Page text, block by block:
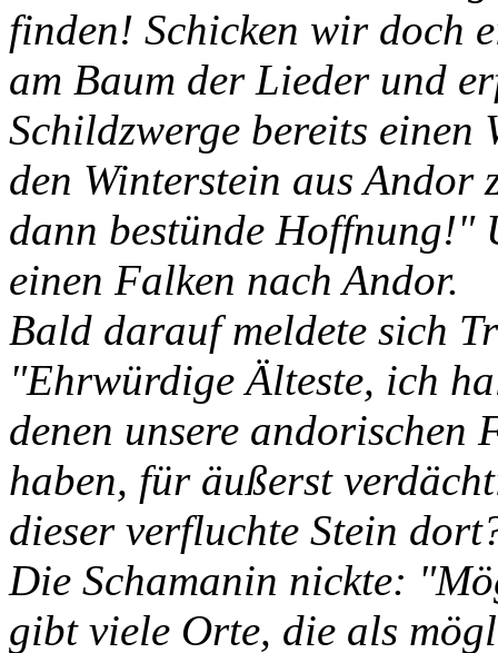
finden! Schicken wir doch
am Baum der Lieder und
Schildzwerge bereits einen
den Winterstein aus Andor
dann bestünde Hoffnung!"
einen Falken nach Andor.
Bald darauf meldete sich
"Ehrwürdige Älteste, ich
denen unsere andorischen
haben, für äußerst
dieser verfluchte Stein
Die Schamanin nickte:
gibt viele Orte, die als